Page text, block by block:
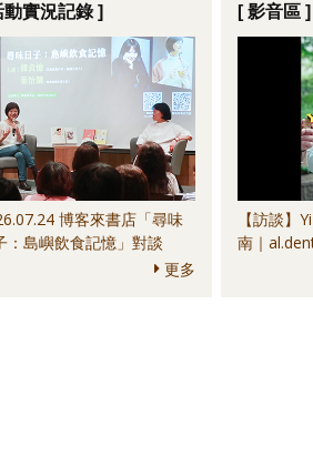
動實況記錄 ]
博客來書店「尋味
：島嶼飲食記憶」對談
更多
[ 影音區 ]
【訪談】
南｜